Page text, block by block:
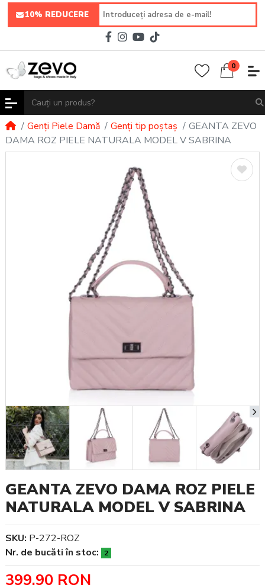
10% REDUCERE
0
Genți Piele Damă Genți tip poștaș
GEANTA ZEVO
DAMA ROZ PIELE NATURALA MODEL V SABRINA
GEANTA ZEVO DAMA ROZ PIELE
NATURALA MODEL V SABRINA
SKU: P-272-ROZ
Nr. de bucăti în stoc:
2
399.90 RON